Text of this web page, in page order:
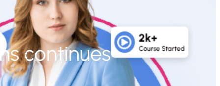
continues